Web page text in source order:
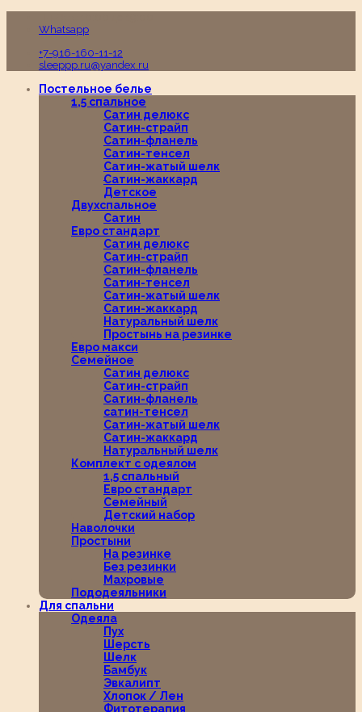
Whatsapp
+7-916-160-11-12
sleeppp.ru@yandex.ru
Постельное белье
1,5 спальное
Сатин делюкс
Сатин-страйп
Сатин-фланель
Сатин-тенсел
Сатин-жатый шелк
Сатин-жаккард
Детское
Двухспальное
Сатин
Евро стандарт
Сатин делюкс
Сатин-страйп
Сатин-фланель
Сатин-тенсел
Сатин-жатый шелк
Сатин-жаккард
Натуральный шелк
Простынь на резинке
Евро макси
Семейное
Сатин делюкс
Сатин-страйп
Сатин-фланель
сатин-тенсел
Сатин-жатый шелк
Сатин-жаккард
Натуральный шелк
Комплект с одеялом
1,5 спальный
Евро стандарт
Семейный
Детский набор
Наволочки
Простыни
На резинке
Без резинки
Махровые
Пододеяльники
Для спальни
Одеяла
Пух
Шерсть
Шелк
Бамбук
Эвкалипт
Хлопок / Лен
Фитотерапия